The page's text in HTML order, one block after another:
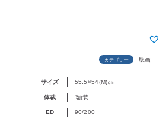
カテゴリー 版画
サイズ 55.5×54(M)㎝
体裁 `額装
ED 90/200